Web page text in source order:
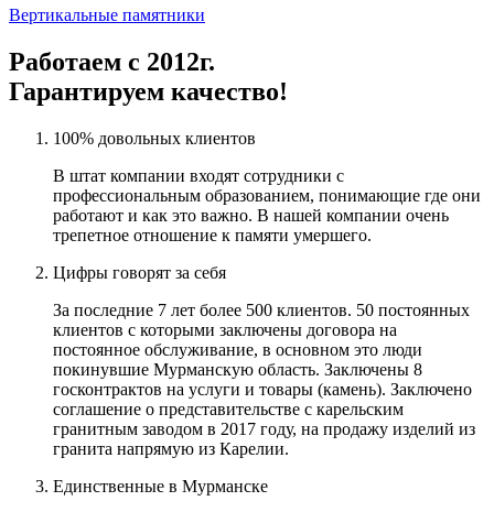
Вертикальные памятники
Работаем с 2012г.
Гарантируем качество!
100% довольных клиентов
В штат компании входят сотрудники с
профессиональным образованием, понимающие где они
работают и как это важно. В нашей компании очень
трепетное отношение к памяти умершего.
Цифры говорят за себя
За последние 7 лет более 500 клиентов. 50 постоянных
клиентов с которыми заключены договора на
постоянное обслуживание, в основном это люди
покинувшие Мурманскую область. Заключены 8
госконтрактов на услуги и товары (камень). Заключено
соглашение о представительстве с карельским
гранитным заводом в 2017 году, на продажу изделий из
гранита напрямую из Карелии.
Единственные в Мурманске